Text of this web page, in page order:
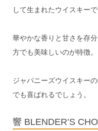
して生まれたウイスキーで
華やかな香りと甘さを存
方でも美味しいのが特徴。
ジャパニーズウイスキー
でも喜ばれるでしょう。
響 BLENDER’S